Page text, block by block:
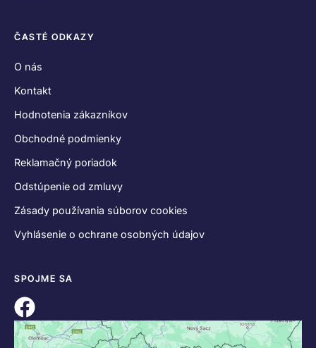
ČASTÉ ODKAZY
O nás
Kontakt
Hodnotenia zákazníkov
Obchodné podmienky
Reklamačný poriadok
Odstúpenie od zmluvy
Zásady používania súborov cookies
Vyhlásenie o ochrane osobných údajov
SPOJME SA